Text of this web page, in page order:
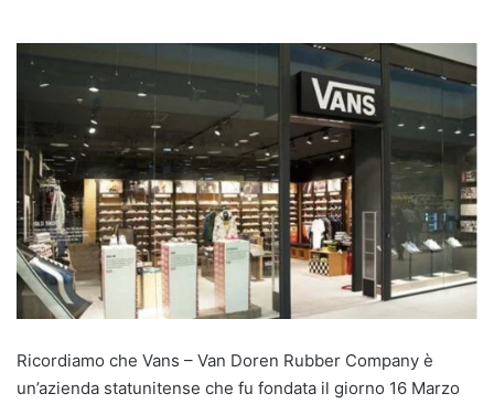
Ricordiamo che Vans – Van Doren Rubber Company è
un’azienda statunitense che fu fondata il giorno 16 Marzo